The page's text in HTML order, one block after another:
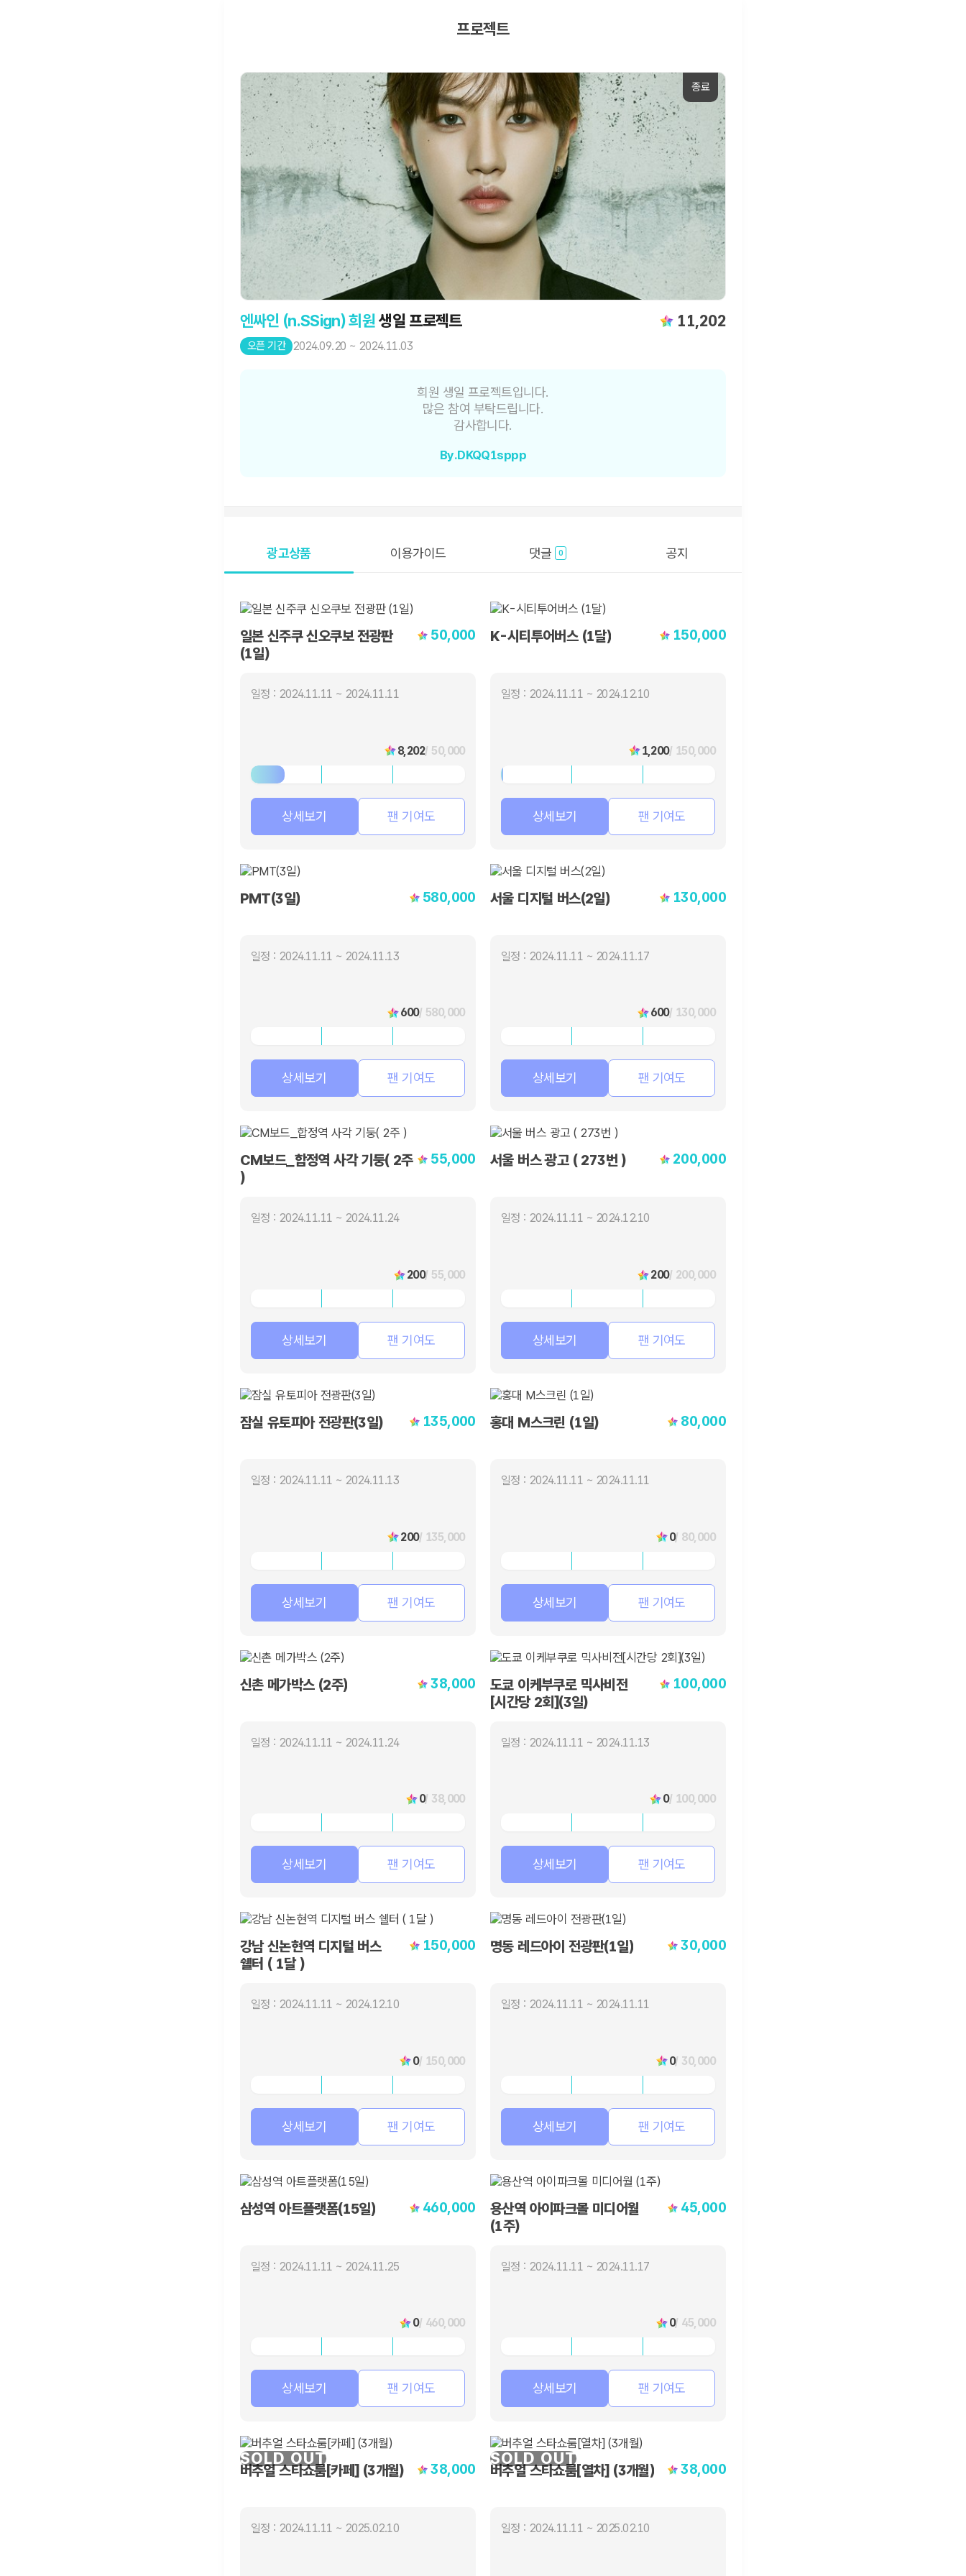
프로젝트
종료
엔싸인 (n.SSign) 희원생일 프로젝트 11,202
오픈 기간 2024.09.20 ~ 2024.11.03
희원 생일 프로젝트입니다.
많은 참여 부탁드립니다.
감사합니다.
By.DKQQ1sppp
광고상품 이용가이드 댓글 0 공지
일본 신주쿠 신오쿠보 전광판
(1일)
50,000
일정 : 2024.11.11 ~ 2024.11.11
8,202/ 50,000
상세보기 팬 기여도
K-시티투어버스 (1달) 150,000
일정 : 2024.11.11 ~ 2024.12.10
1,200/ 150,000
상세보기 팬 기여도
PMT(3일) 580,000
일정 : 2024.11.11 ~ 2024.11.13
600/ 580,000
상세보기 팬 기여도
서울 디지털 버스(2일) 130,000
일정 : 2024.11.11 ~ 2024.11.17
600/ 130,000
상세보기 팬 기여도
CM보드_합정역 사각 기둥( 2주
)
55,000
일정 : 2024.11.11 ~ 2024.11.24
200/ 55,000
상세보기 팬 기여도
서울 버스 광고 ( 273번 ) 200,000
일정 : 2024.11.11 ~ 2024.12.10
200/ 200,000
상세보기 팬 기여도
잠실 유토피아 전광판(3일) 135,000
일정 : 2024.11.11 ~ 2024.11.13
200/ 135,000
상세보기 팬 기여도
홍대 M스크린 (1일) 80,000
일정 : 2024.11.11 ~ 2024.11.11
0/ 80,000
상세보기 팬 기여도
신촌 메가박스 (2주) 38,000
일정 : 2024.11.11 ~ 2024.11.24
0/ 38,000
상세보기 팬 기여도
도쿄 이케부쿠로 믹사비전
[시간당 2회](3일)
100,000
일정 : 2024.11.11 ~ 2024.11.13
0/ 100,000
상세보기 팬 기여도
강남 신논현역 디지털 버스
쉘터 ( 1달 )
150,000
일정 : 2024.11.11 ~ 2024.12.10
0/ 150,000
상세보기 팬 기여도
명동 레드아이 전광판(1일) 30,000
일정 : 2024.11.11 ~ 2024.11.11
0/ 30,000
상세보기 팬 기여도
삼성역 아트플랫폼(15일) 460,000
일정 : 2024.11.11 ~ 2024.11.25
0/ 460,000
상세보기 팬 기여도
용산역 아이파크몰 미디어월
(1주)
45,000
일정 : 2024.11.11 ~ 2024.11.17
0/ 45,000
상세보기 팬 기여도
SOLD OUT
버추얼 스타쇼룸[카페] (3개월) 38,000
일정 : 2024.11.11 ~ 2025.02.10
SOLD OUT
버추얼 스타쇼룸[열차] (3개월) 38,000
일정 : 2024.11.11 ~ 2025.02.10